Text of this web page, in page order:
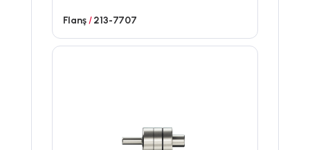
Flanş/213-7707